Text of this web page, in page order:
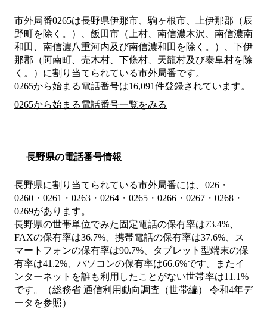
市外局番0265は長野県伊那市、駒ヶ根市、上伊那郡（辰
野町を除く。）、飯田市（上村、南信濃木沢、南信濃南
和田、南信濃八重河内及び南信濃和田を除く。）、下伊
那郡（阿南町、売木村、下條村、天龍村及び泰阜村を除
く。） に割り当てられている市外局番です。
0265から始まる電話番号は16,091件登録されています。
0265から始まる電話番号一覧をみる
長野県の電話番号情報
長野県に割り当てられている市外局番には、026・
0260・0261・0263・0264・0265・0266・0267・0268・
0269があります。
長野県の世帯単位でみた固定電話の保有率は73.4%、
FAXの保有率は36.7%、携帯電話の保有率は37.6%、ス
マートフォンの保有率は90.7%、タブレット型端末の保
有率は41.2%、パソコンの保有率は66.6%です。またイ
ンターネットを誰も利用したことがない世帯率は11.1%
です。（総務省 通信利用動向調査（世帯編） 令和4年デ
ータを参照）